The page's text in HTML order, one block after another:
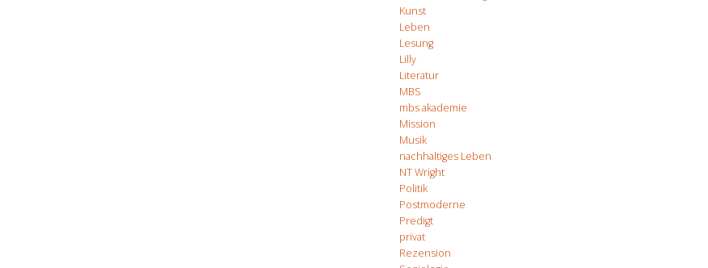
Kunst
Leben
Lesung
Lilly
Literatur
MBS
mbs akademie
Mission
Musik
nachhaltiges Leben
NT Wright
Politik
Postmoderne
Predigt
privat
Rezension